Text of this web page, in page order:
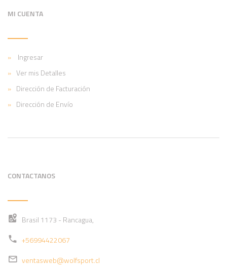
MI CUENTA
Ingresar
Ver mis Detalles
Dirección de Facturación
Dirección de Envío
CONTACTANOS
Brasil 1173 - Rancagua,
+56994422067
ventasweb@wolfsport.cl